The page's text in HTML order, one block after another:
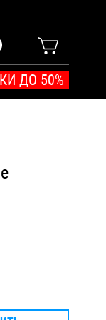
ДО 50%